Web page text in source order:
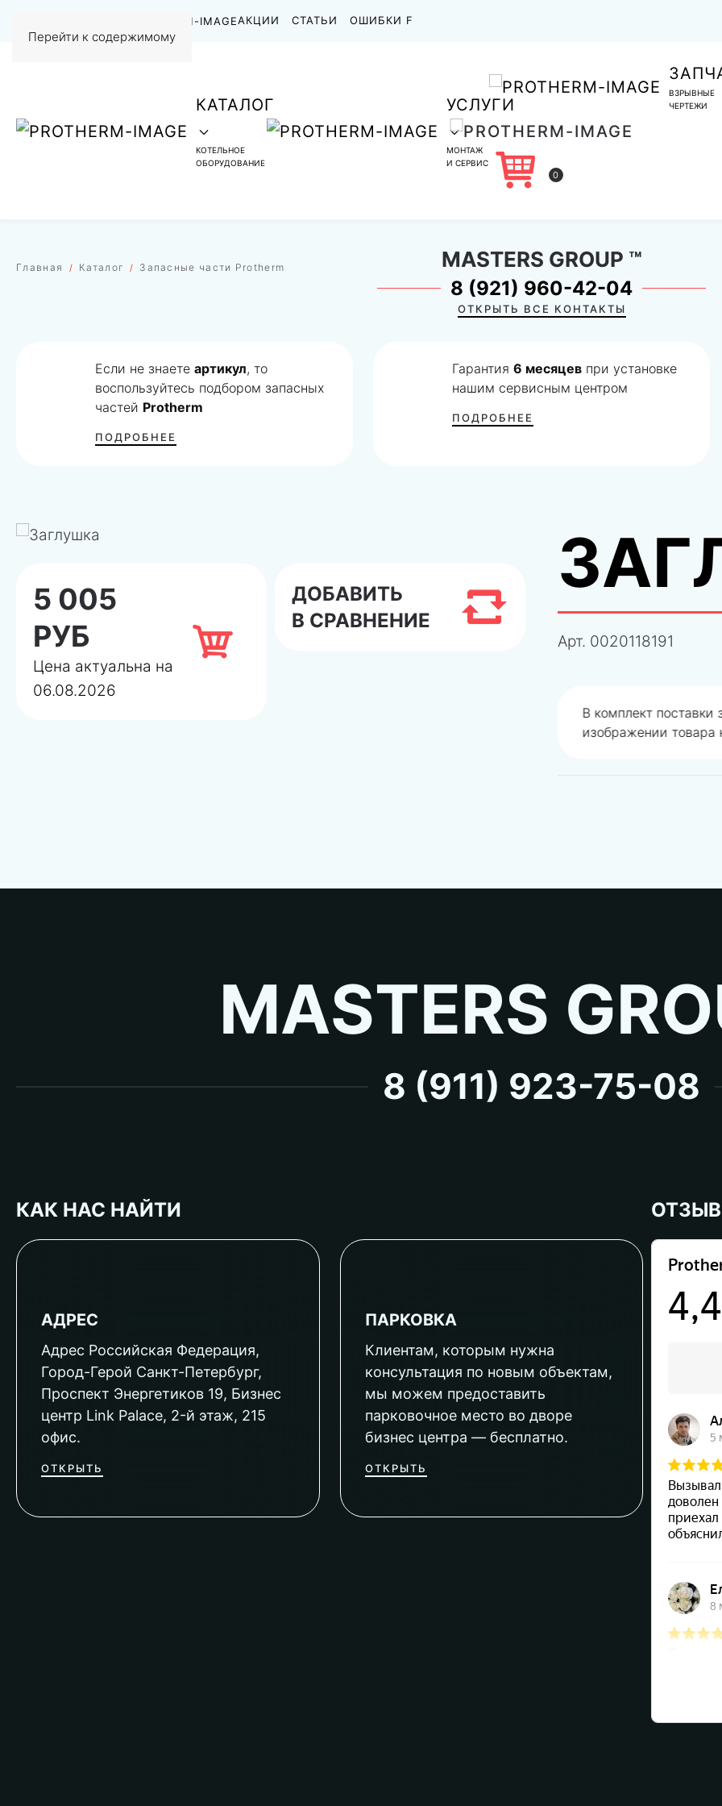
Перейти к содержимому
АКЦИИ СТАТЬИ ОШИБКИ F
КАТАЛОГ
КОТЕЛЬНОЕ
ОБОРУДОВАНИЕ
УСЛУГИ
МОНТАЖ
И СЕРВИС
ВЗРЫВНЫЕ
ЧЕРТЕЖИ
0
Главная Каталог Запасные части Protherm MASTERS GROUP ™
8 (921) 960-42-04
ОТКРЫТЬ ВСЕ КОНТАКТЫ
Если не знаетеартикул, то
воспользуйтесь подбором запасных
частей Protherm
ПОДРОБНЕЕ
Гарантия6 месяцев при установке
нашим сервисным центром
ПОДРОБНЕЕ
5 005
РУБ
Цена актуальна на
06.08.2026
ДОБАВИТЬ
В СРАВНЕНИЕ
Арт. 0020118191
В комплект поставки
изображении товара
MASTERS
8 (911) 923-75-08
КАК НАС НАЙТИ
АДРЕС
Адрес Российская Федерация,
Город-Герой Санкт-Петербург,
Проспект Энергетиков 19, Бизнес
центр Link Palace, 2-й этаж, 215
офис.
ОТКРЫТЬ
ПАРКОВКА
Клиентам, которым нужна
консультация по новым объектам,
мы можем предоставить
парковочное место во дворе
бизнес центра — бесплатно.
ОТКРЫТЬ